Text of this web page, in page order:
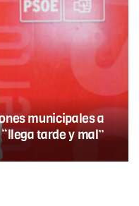
municipales a
tarde y mal”